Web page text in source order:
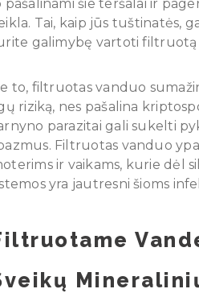
pašalinami šie teršalai ir
Tai, kaip jūs tuštinatės,
galimybę vartoti filtruotą
to, filtruotas vanduo
riziką, nes pašalina
parazitai gali sukelti
Filtruotas vanduo
ir vaikams, kurie dėl
yra jautresni šioms